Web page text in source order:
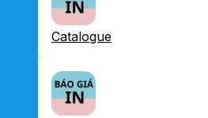
Catalogue